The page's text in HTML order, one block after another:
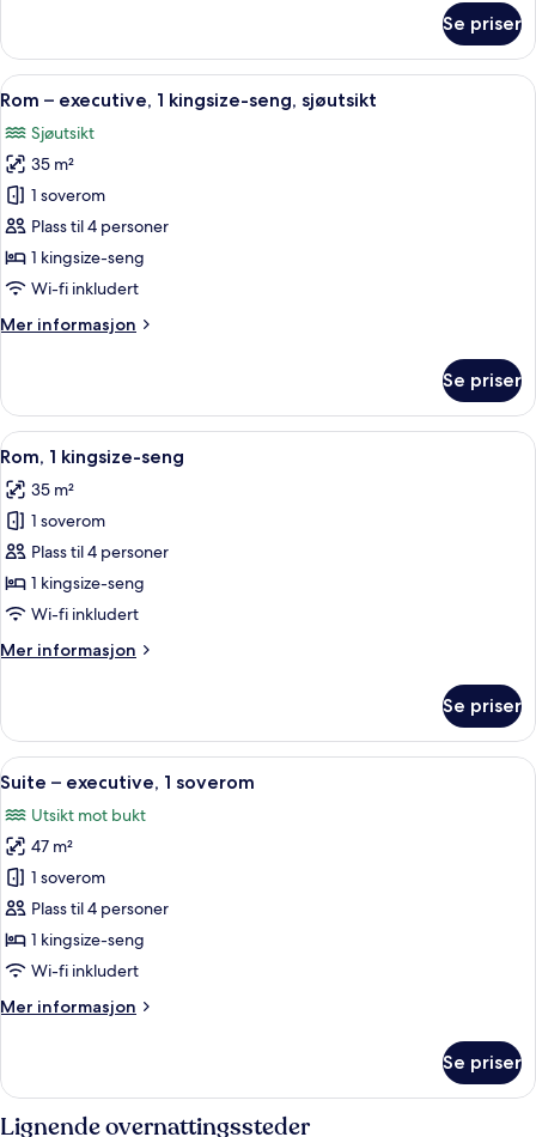
–
executive,
1
seng
Se priser
Åpne
alle
bildene
av
Rom
–
executive,
1
seng,
Sengetøy av topp kvalitet, minibar,
9
Rom – executive, 1 kingsize-seng, sjøutsikt
Sjøutsikt
35 m²
1 soverom
Plass til 4 personer
1 kingsize-seng
Wi-fi inkludert
Mer informasjon
Mer
–
executive,
1
seng,
sjøutsikt
Se priser
Åpne
alle
bildene
av
Rom,
1
kingsize-
Sengetøy av topp kvalitet, minibar,
6
Rom, 1 kingsize-seng
35 m²
1 soverom
Plass til 4 personer
1 kingsize-seng
Wi-fi inkludert
Mer informasjon
Mer
1
kingsize-
seng
Se priser
Åpne
alle
bildene
av
Suite
–
executive,
1
Suite – executive, 1 soverom |
14
Suite – executive, 1 soverom
Utsikt mot bukt
47 m²
1 soverom
Plass til 4 personer
1 kingsize-seng
Wi-fi inkludert
Mer informasjon
Mer
–
Se priser
Lignende overnattingssteder